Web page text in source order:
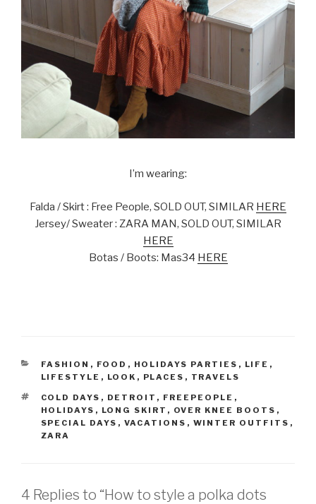
I’m wearing:
Falda / Skirt : Free People, SOLD OUT, SIMILAR HERE
Jersey/ Sweater : ZARA MAN, SOLD OUT, SIMILAR
HERE
Botas / Boots: Mas34 HERE
CATEGORIES
FASHION , FOOD , HOLIDAYS PARTIES , LIFE ,
LIFESTYLE , LOOK , PLACES , TRAVELS
TAGS
COLD DAYS , DETROIT , FREEPEOPLE ,
HOLIDAYS , LONG SKIRT , OVER KNEE BOOTS ,
SPECIAL DAYS , VACATIONS , WINTER OUTFITS ,
ZARA
4 Replies to “How to style a polka dots